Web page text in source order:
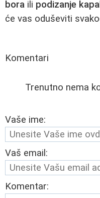
bora ili podizanje
će vas oduševiti
Komentari
Trenutno nema
Vaše ime:
Vaš email:
Komentar: